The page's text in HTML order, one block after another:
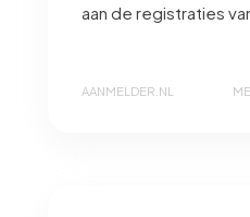
aan de registraties
AANMELDER.NL